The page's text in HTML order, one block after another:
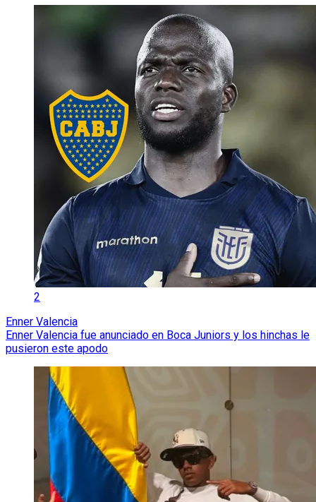
2
Enner Valencia
Enner Valencia fue anunciado en Boca Juniors y los hinchas le
pusieron este apodo